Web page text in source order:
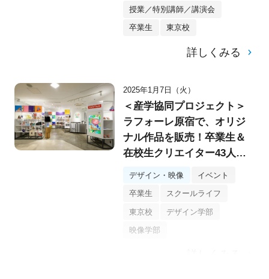
授業／特別講師／講演会
卒業生 東京校
詳しくみる
2025年1月7日（火）
＜産学協同プロジェクト＞
ラフォーレ原宿で、オリジ
ナル作品を販売！卒業生＆
在校生クリエイター43人が
集結した期間限定イベント
MARKET」へ！
デザイン・映像 イベント
卒業生 スクールライフ
東京校 デザイン学部
映像学部